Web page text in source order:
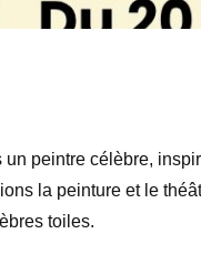
peintre célèbre,
la peinture et le
toiles.